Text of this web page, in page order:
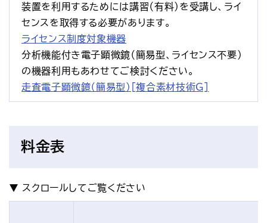
装置を利用するためには講習（有料）を受講し、ライ
センスを取得する必要があります。
ライセンス制度対象機器
分析機能付き電子顕微鏡（簡易型、ライセンス不要）
の機器利用もあわせてご検討ください。
走査電子顕微鏡（簡易型）[複合素材技術G]
料金表